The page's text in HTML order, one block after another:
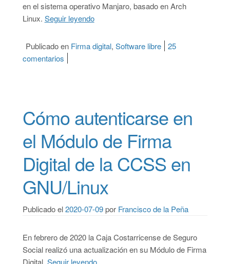
en el sistema operativo Manjaro, basado en Arch
Linux. Seguir leyendo“Cómo instalar Firma Digital de Costa
Publicado en Firma digital, Software libre
25
comentarios
Cómo autenticarse en
el Módulo de Firma
Digital de la CCSS en
GNU/Linux
Publicado el2020-07-09por Francisco de la Peña
En febrero de 2020 la Caja Costarricense de Seguro
Social realizó una actualización en su Módulo de Firma
Digital. Seguir leyendo“Cómo autenticarse en el Módulo de